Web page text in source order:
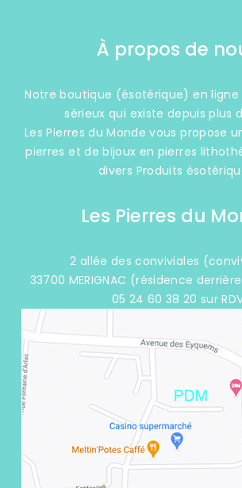
À propos de
Notre boutique (ésotérique) en ligne
sérieux qui existe depuis plus
Les Pierres du Monde vous propose
pierres et de bijoux en pierres
divers Produits
Les Pierres du
2 allée des conviviales
33700 MERIGNAC (résidence
05 24 60 38 20 sur